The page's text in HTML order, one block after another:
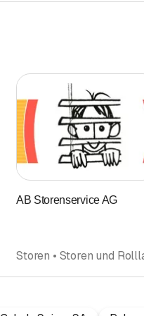
AB Storenservice AG